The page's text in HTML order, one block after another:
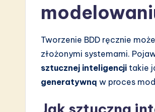
Tworzenie BDD ręcznie
złożonymi systemami.
sztucznej inteligencji takie
generatywną w proces